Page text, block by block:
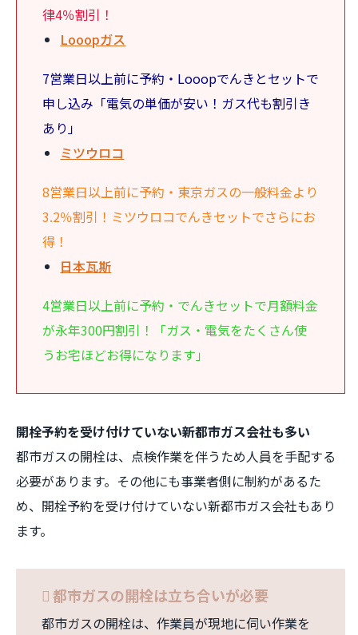
律4％割引！
Looopガス
7営業日以上前に予約・Looopでんきとセットで
申し込み「電気の単価が安い！ガス代も割引き
あり」
ミツウロコ
8営業日以上前に予約・東京ガスの一般料金より
3.2％割引！ミツウロコでんきセットでさらにお
得！
日本瓦斯
4営業日以上前に予約・でんきセットで月額料金
が永年300円割引！「ガス・電気をたくさん使
うお宅ほどお得になります」
開栓予約を受け付けていない新都市ガス会社も多い
都市ガスの開栓は、点検作業を伴うため人員を手配する
必要があります。その他にも事業者側に制約があるた
め、開栓予約を受け付けていない新都市ガス会社もあり
ます。
都市ガスの開栓は立ち合いが必要
都市ガスの開栓は、作業員が現地に伺い作業を